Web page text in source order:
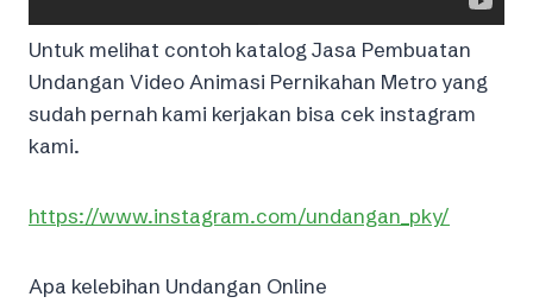
Untuk melihat contoh katalog Jasa Pembuatan
Undangan Video Animasi Pernikahan Metro yang
sudah pernah kami kerjakan bisa cek instagram
kami.
https://www.instagram.com/undangan_pky/
Apa kelebihan Undangan Online